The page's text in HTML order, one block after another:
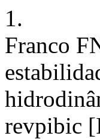
1.
Franco
revpibic